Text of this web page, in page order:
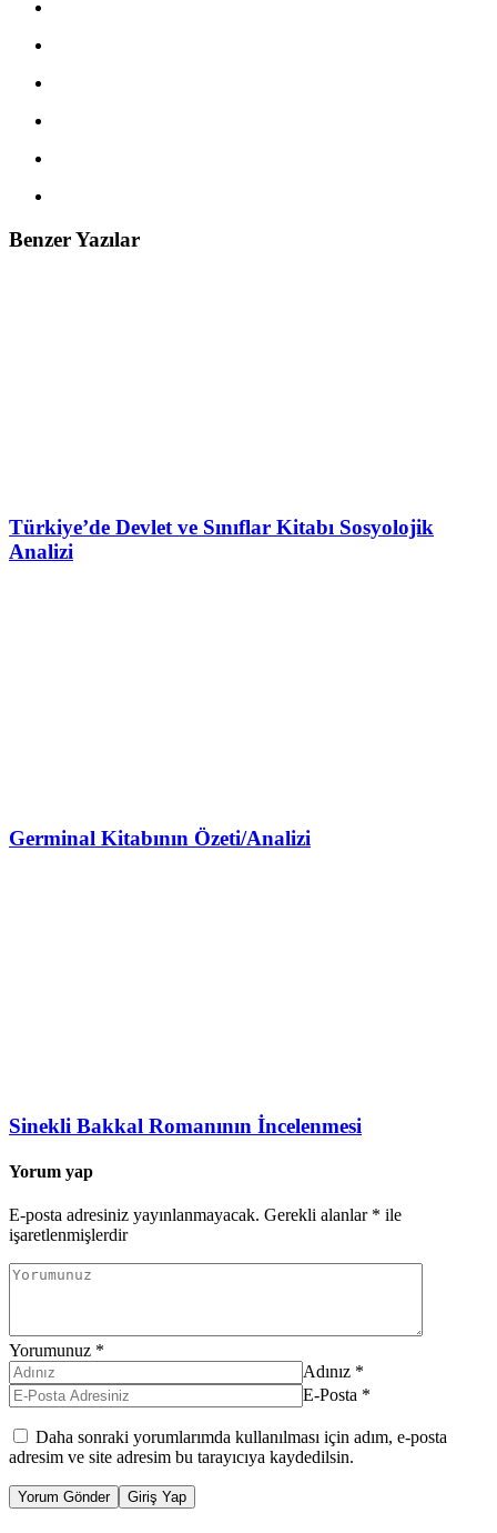
Benzer Yazılar
Türkiye’de Devlet ve Sınıflar Kitabı Sosyolojik
Analizi
Germinal Kitabının Özeti/Analizi
Sinekli Bakkal Romanının İncelenmesi
Yorum yap
E-posta adresiniz yayınlanmayacak. Gerekli alanlar * ile
işaretlenmişlerdir
Yorumunuz *
Adınız *
E-Posta *
Daha sonraki yorumlarımda kullanılması için adım, e-posta
adresim ve site adresim bu tarayıcıya kaydedilsin.
Yorum Gönder Giriş Yap